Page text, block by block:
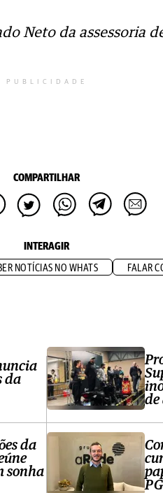
Neto da assessoria
PUBLICIDADE
COMPARTILHAR
INTERAGIR
NOTÍCIAS NO WHATS FALAR
da
da
sonha
de
PG